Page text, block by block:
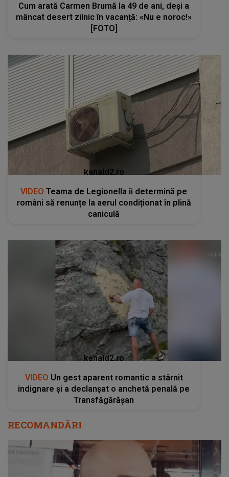
Cum arată Carmen Brumă la 49 de ani, deși a
mâncat desert zilnic în vacanță: «Nu e noroc!»
[FOTO]
kanald2.ro
VIDEO Teama de Legionella îi determină pe
români să renunțe la aerul condiționat în plină
caniculă
kanald2.ro
VIDEO Un gest aparent romantic a stârnit
indignare și a declanșat o anchetă penală pe
Transfăgărășan
RECOMANDĂRI